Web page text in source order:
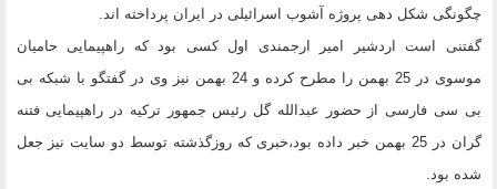
چگونگی شکل دهی پروژه آشوب اسرائیلی در ایران پرداخته اند.
گفتنی است اردشیر امیر ارجمندی اول کسی بود که راهپیمایی حامیان
موسوی در 25 بهمن را مطرح کرده و 24 بهمن نیز وی در گفتگو با شبکه بی
بی سی فارسی از حضور عبدالله گل رئیس جمهور ترکیه در راهپیمایی فتنه
گران در 25 بهمن خبر داده بود،خبری که روزگذشته توسط دو سایت نیز جعل
شده بود.